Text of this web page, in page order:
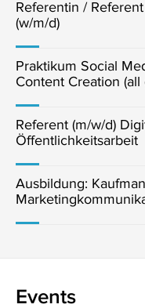
Referentin /
(w/m/d)
Praktikum Social
Content Creation (all
Referent (m/w/d)
Öffentlichkeitsarbeit
Ausbildung:
Events